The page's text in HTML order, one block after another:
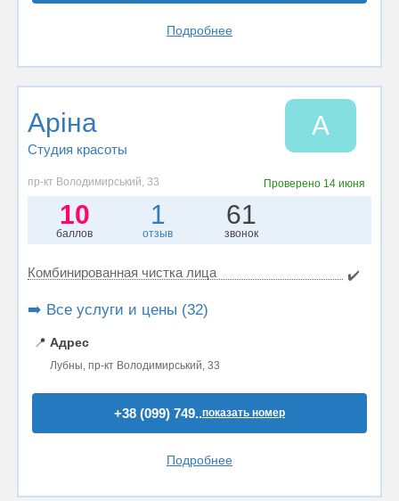
Подробнее
Аріна
Студия красоты
А
пр-кт Володимирський, 33 Проверено 14 июня
10
баллов
1
отзыв
61
звонок
Комбинированная чистка лица ✔️
➡️ Все услуги и цены (32)
📍 Адрес
Лубны, пр-кт Володимирський, 33
+38 (099) 749..показать номер
Подробнее